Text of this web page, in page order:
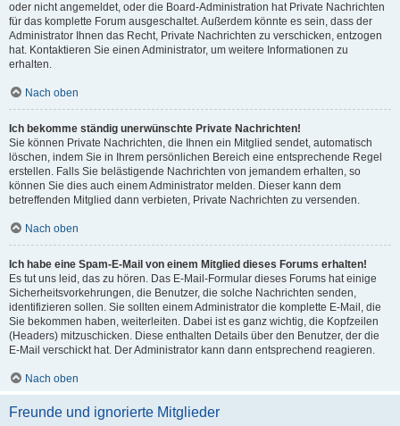
oder nicht angemeldet, oder die Board-Administration hat Private Nachrichten
für das komplette Forum ausgeschaltet. Außerdem könnte es sein, dass der
Administrator Ihnen das Recht, Private Nachrichten zu verschicken, entzogen
hat. Kontaktieren Sie einen Administrator, um weitere Informationen zu
erhalten.
Nach oben
Ich bekomme ständig unerwünschte Private Nachrichten!
Sie können Private Nachrichten, die Ihnen ein Mitglied sendet, automatisch
löschen, indem Sie in Ihrem persönlichen Bereich eine entsprechende Regel
erstellen. Falls Sie belästigende Nachrichten von jemandem erhalten, so
können Sie dies auch einem Administrator melden. Dieser kann dem
betreffenden Mitglied dann verbieten, Private Nachrichten zu versenden.
Nach oben
Ich habe eine Spam-E-Mail von einem Mitglied dieses Forums erhalten!
Es tut uns leid, das zu hören. Das E-Mail-Formular dieses Forums hat einige
Sicherheitsvorkehrungen, die Benutzer, die solche Nachrichten senden,
identifizieren sollen. Sie sollten einem Administrator die komplette E-Mail, die
Sie bekommen haben, weiterleiten. Dabei ist es ganz wichtig, die Kopfzeilen
(Headers) mitzuschicken. Diese enthalten Details über den Benutzer, der die
E-Mail verschickt hat. Der Administrator kann dann entsprechend reagieren.
Nach oben
Freunde und ignorierte Mitglieder